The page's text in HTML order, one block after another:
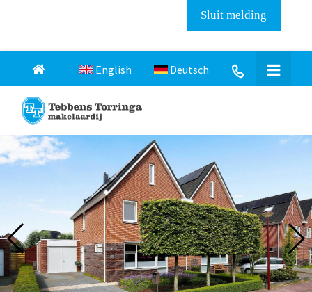
Sluit melding
English Deutsch